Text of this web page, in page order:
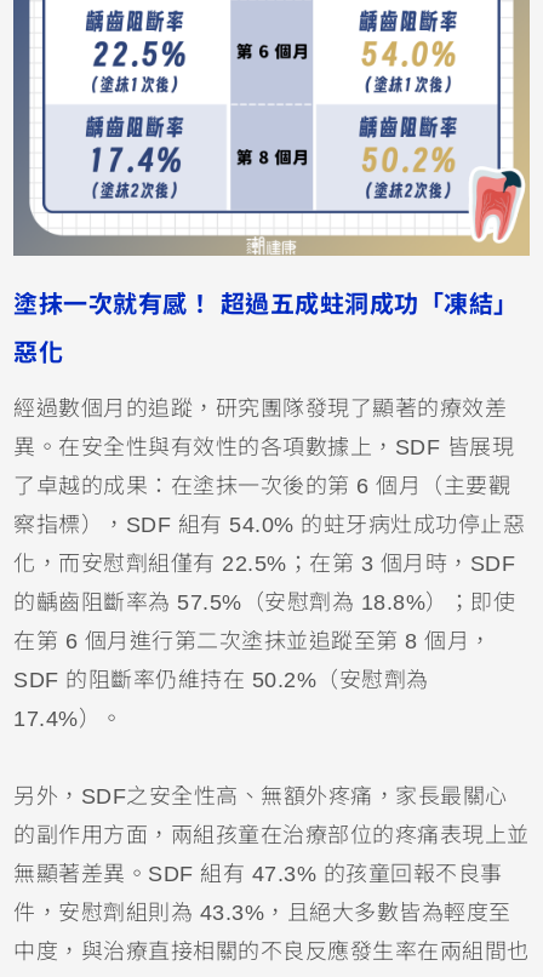
塗抹一次就有感！ 超過五成蛀洞成功「凍結」
惡化
經過數個月的追蹤，研究團隊發現了顯著的療效差
異。在安全性與有效性的各項數據上，SDF 皆展現
了卓越的成果：在塗抹一次後的第 6 個月（主要觀
察指標），SDF 組有 54.0% 的蛀牙病灶成功停止惡
化，而安慰劑組僅有 22.5%；在第 3 個月時，SDF
的齲齒阻斷率為 57.5%（安慰劑為 18.8%）；即使
在第 6 個月進行第二次塗抹並追蹤至第 8 個月，
SDF 的阻斷率仍維持在 50.2%（安慰劑為
17.4%）。
另外，SDF之安全性高、無額外疼痛 ，家長最關心
的副作用方面，兩組孩童在治療部位的疼痛表現上並
無顯著差異。SDF 組有 47.3% 的孩童回報不良事
件，安慰劑組則為 43.3%，且絕大多數皆為輕度至
中度，與治療直接相關的不良反應發生率在兩組間也